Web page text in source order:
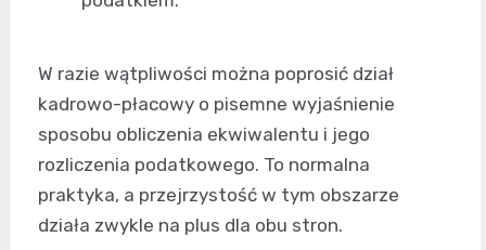
W razie wątpliwości można poprosić dział
kadrowo-płacowy o pisemne wyjaśnienie
sposobu obliczenia ekwiwalentu i jego
rozliczenia podatkowego. To normalna
praktyka, a przejrzystość w tym obszarze
działa zwykle na plus dla obu stron.